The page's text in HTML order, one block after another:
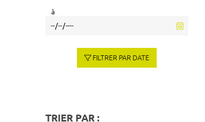
à
FILTRER PAR DATE
TRIER PAR :